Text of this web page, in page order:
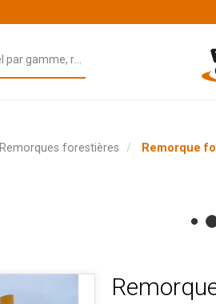
Remorques forestières Remorque